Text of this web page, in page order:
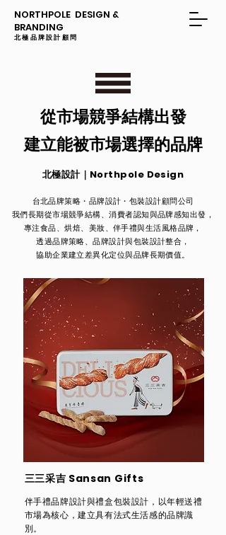
NORTHPOLE DESIGN &
BRANDING
​​北極品牌設計顧問
從市場競爭結構出發
建立能被市場選擇的品牌
北極設計｜Northpole Design
台北品牌策略・品牌設計・包裝設計顧問公司
我們長期從市場競爭結構、消費者認知與品牌感知出發，
專注食品、烘焙、美妝、伴手禮與生活風格品牌，
透過品牌策略、品牌設計與包裝設計整合，
協助企業建立差異化定位與品牌長期價值。
三三采吉 Sansan Gifts
伴手禮品牌設計與禮盒包裝設計，以年輕送禮
市場為核心，建立具有法式生活感的品牌識
別。